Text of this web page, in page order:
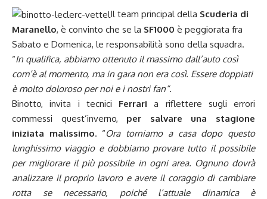
Il team principal della Scuderia di
Maranello, è convinto che se la SF1000 è peggiorata fra
Sabato e Domenica, le responsabilità sono della squadra.
“In qualifica, abbiamo ottenuto il massimo dall’auto così
com’è al momento, ma in gara non era così. Essere doppiati
è molto doloroso per noi e i nostri fan“.
Binotto, invita i tecnici Ferrari a riflettere sugli errori
commessi quest’inverno, per salvare una stagione
iniziata malissimo. “Ora torniamo a casa dopo questo
lunghissimo viaggio e dobbiamo provare tutto il possibile
per migliorare il più possibile in ogni area. Ognuno dovrà
analizzare il proprio lavoro e avere il coraggio di cambiare
rotta se necessario, poiché l’attuale dinamica è